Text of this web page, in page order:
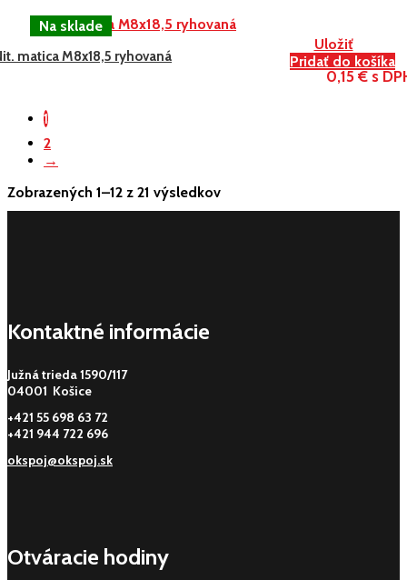
Uložiť
Pridať do košíka
matica M8x18,5 ryhovaná
0,15 € s
1
2
→
Zobrazených 1–12 z 21 výsledkov
Kontaktné informácie
Južná trieda 1590/117
04001 Košice
+421 55 698 63 72
+421 944 722 696
okspoj@okspoj.sk
Otváracie hodiny